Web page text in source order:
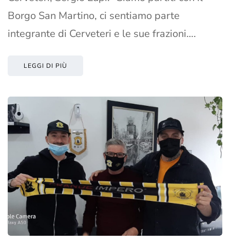
Borgo San Martino, ci sentiamo parte
integrante di Cerveteri e le sue frazioni….
LEGGI DI PIÙ